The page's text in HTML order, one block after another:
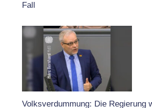
Fall
Volksverdummung: Die Regierung